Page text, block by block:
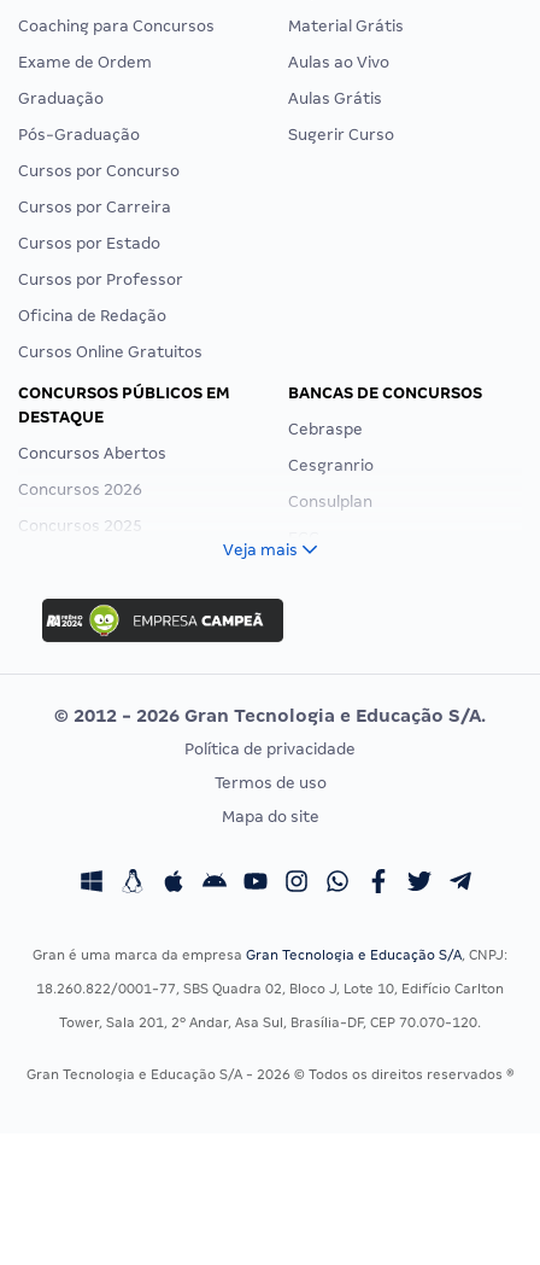
Coaching para Concursos
Exame de Ordem
Graduação
Pós-Graduação
Cursos por Concurso
Cursos por Carreira
Cursos por Estado
Cursos por Professor
Oficina de Redação
Cursos Online Gratuitos
Material Grátis
Aulas ao Vivo
Aulas Grátis
Sugerir Curso
CONCURSOS PÚBLICOS EM
DESTAQUE
Concursos Abertos
Concursos 2026
Concursos 2025
Concurso Ibama
Concurso MPU
Editais publicados
BANCAS DE CONCURSOS
Cebraspe
Cesgranrio
Consulplan
Vunesp
CONCURSOS POR PROFISSÃO
Concursos Fiscais
Concursos Saúde
Residência Multiprofissional
EXAME DE ORDEM
Calendário OAB
Veja mais
© 2012 - 2026 Gran Tecnologia e Educação S/A.
Política de privacidade
Termos de uso
Mapa do site
Gran é uma marca da empresa Gran Tecnologia e Educação S/A, CNPJ:
18.260.822/0001-77, SBS Quadra 02, Bloco J, Lote 10, Edifício Carlton
Tower, Sala 201, 2º Andar, Asa Sul, Brasília-DF, CEP 70.070-120.
Gran Tecnologia e Educação S/A - 2026 © Todos os direitos reservados ®